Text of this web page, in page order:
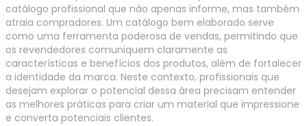
catálogo profissional que não apenas informe, mas também
atraia compradores. Um catálogo bem elaborado serve
como uma ferramenta poderosa de vendas, permitindo que
os revendedores comuniquem claramente as
características e benefícios dos produtos, além de fortalecer
a identidade da marca. Neste contexto, profissionais que
desejam explorar o potencial dessa área precisam entender
as melhores práticas para criar um material que impressione
e converta potenciais clientes.